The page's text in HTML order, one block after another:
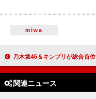
miwa
乃木坂46＆キンプリが総合首位、“Hot Albums”にストリーミング追加、米津6年ぶり『紅白』出場：今週の邦楽まとめニュース
関連ニュース